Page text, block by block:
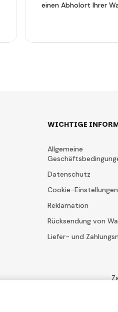
einen Abholort Ihrer
WICHTIGE
Allgemeine
Datenschutz
Cookie-Einstellungen
Reklamation
Rücksendung von
Liefer- und